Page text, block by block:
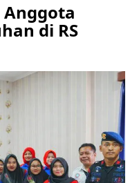
Anggota
di RS